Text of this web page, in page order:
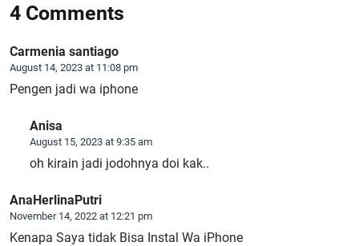
4 Comments
Carmenia santiago
August 14, 2023 at 11:08 pm
Pengen jadi wa iphone
Anisa
August 15, 2023 at 9:35 am
oh kirain jadi jodohnya doi kak..
AnaHerlinaPutri
November 14, 2022 at 12:21 pm
Kenapa Saya tidak Bisa Instal Wa iPhone